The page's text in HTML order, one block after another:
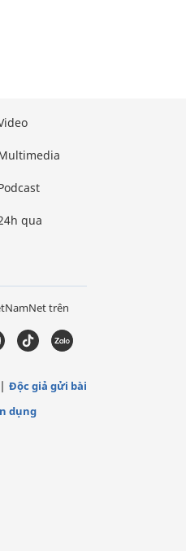
qua
trên
Độc giả gửi bài
dụng